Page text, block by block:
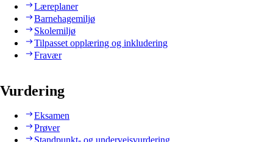
Læreplaner
Barnehagemiljø
Skolemiljø
Tilpasset opplæring og inkludering
Fravær
Vurdering
Eksamen
Prøver
Standpunkt- og underveisvurdering